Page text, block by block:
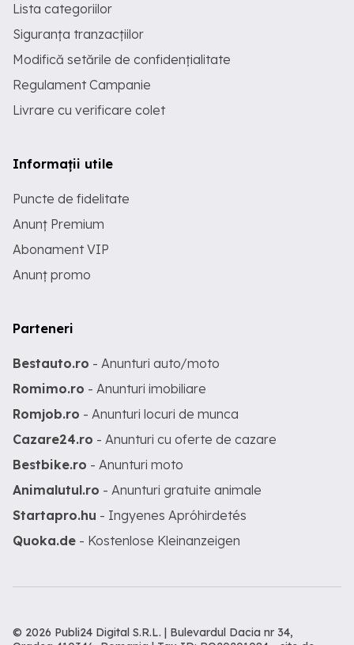
Lista categoriilor
Siguranța tranzacțiilor
Modifică setările de confidențialitate
Regulament Campanie
Livrare cu verificare colet
Informații utile
Puncte de fidelitate
Anunț Premium
Abonament VIP
Anunț promo
Parteneri
Bestauto.ro - Anunturi auto/moto
Romimo.ro - Anunturi imobiliare
Romjob.ro - Anunturi locuri de munca
Cazare24.ro - Anunturi cu oferte de cazare
Bestbike.ro - Anunturi moto
Animalutul.ro - Anunturi gratuite animale
Startapro.hu - Ingyenes Apróhirdetés
Quoka.de - Kostenlose Kleinanzeigen
© 2026 Publi24 Digital S.R.L. | Bulevardul Dacia nr 34,